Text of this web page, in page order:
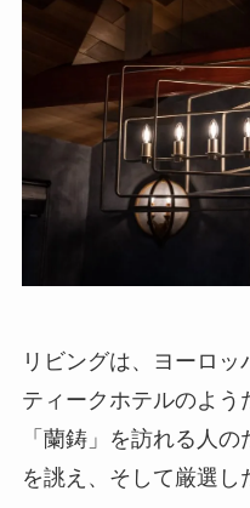
リビングは、ヨーロ
ティークホテルのよう
「蘭鋳」を訪れる人
を誂え、そして厳選し